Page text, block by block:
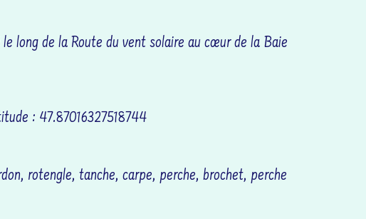
long de la Route du vent solaire au cœur de la Baie
: 47.87016327518744
rotengle, tanche, carpe, perche, brochet, perche